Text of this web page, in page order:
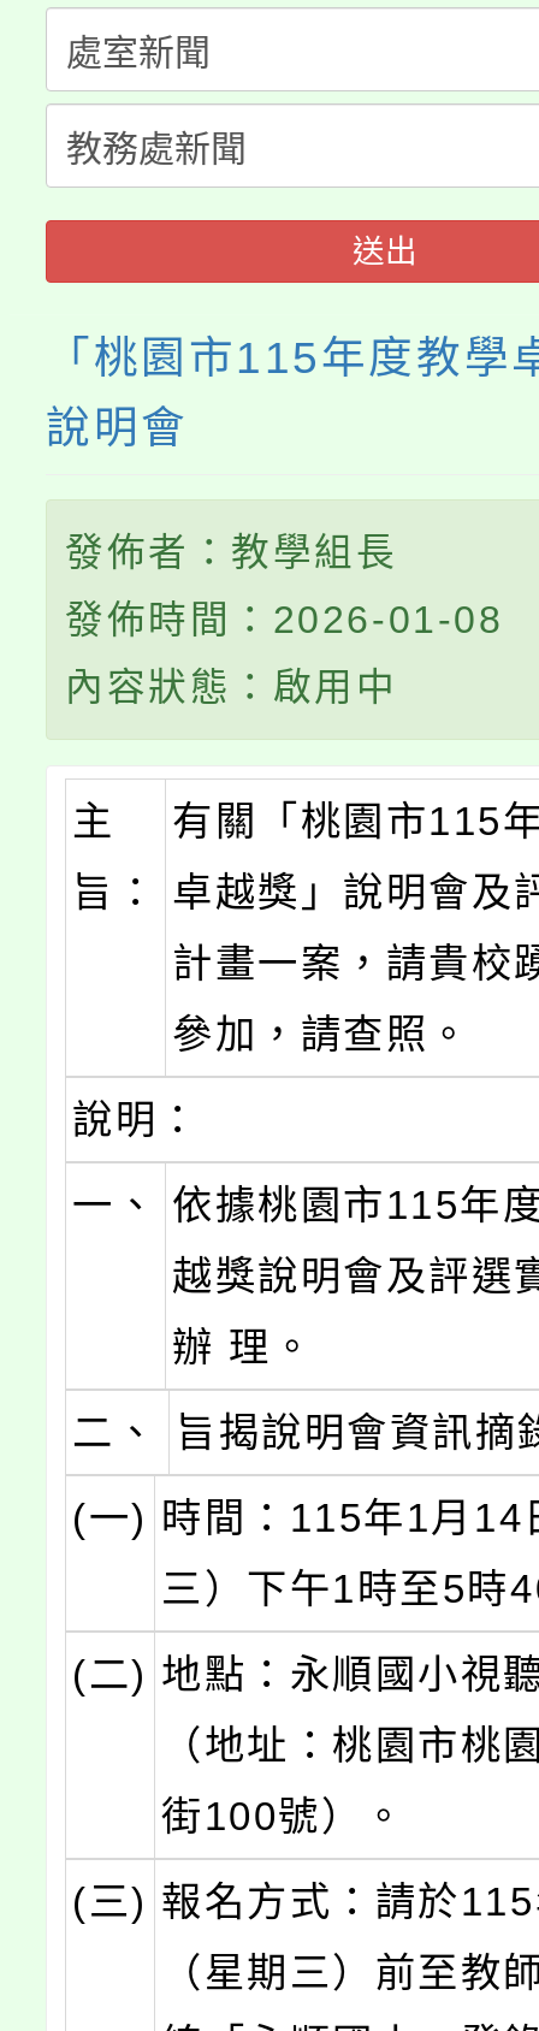
半價優惠，詳情可洽有
者。
份教師增能研習
大溪自造教育及科技中
份教師研習
淨零綠生活教案入校路
會
送出
「桃園市115年度教學
說明會
發佈者：教學組長
發佈時間：2026-01-08
內容狀態：啟用中
主
旨：
有關「桃園市115
卓越獎」說明會及
計畫一案，請貴校
參加，請查照。
說明：
一、
依據桃園市115年
越獎說明會及評選
辦 理。
二、
旨揭說明會資訊摘
(一) 時間：115年1月14
三）下午1時至5時
(二) 地點：永順國小視
（地址：桃園市桃
街100號）。
(三) 報名方式：請於
（星期三）前至教